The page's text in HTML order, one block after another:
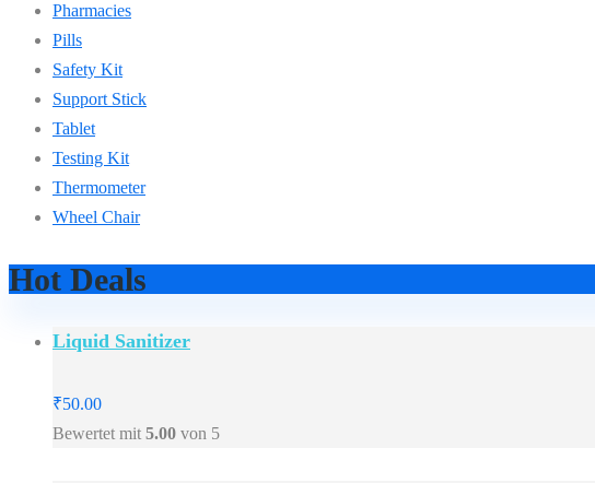
Pharmacies
Pills
Safety Kit
Support Stick
Tablet
Testing Kit
Thermometer
Wheel Chair
Hot Deals
Liquid Sanitizer
₹50.00
Bewertet mit 5.00 von 5